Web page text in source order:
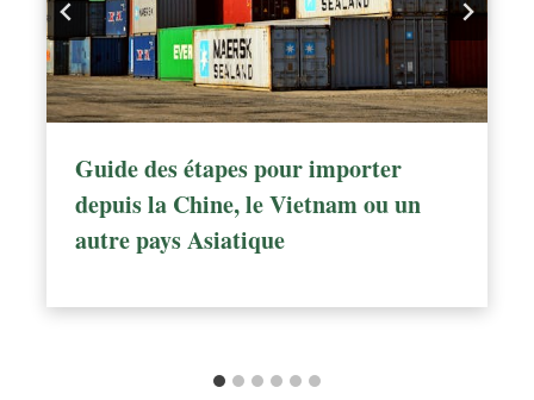
Guide des étapes pour importer
depuis la Chine, le Vietnam ou un
autre pays Asiatique